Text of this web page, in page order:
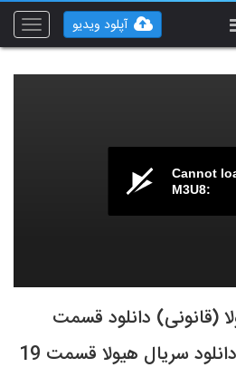
Toggle
آپلود ویدیو
Cannot
M3U8:
قسمت 19 هیولا (قانونی) دانلود قسمت
سریال هیولا قسمت 19